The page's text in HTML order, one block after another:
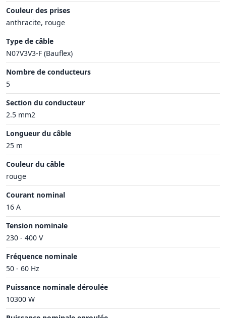
Couleur des prises
anthracite, rouge
Type de câble
N07V3V3-F (Bauflex)
Nombre de conducteurs
5
Section du conducteur
2.5 mm2
Longueur du câble
25 m
Couleur du câble
rouge
Courant nominal
16 A
Tension nominale
230 - 400 V
Fréquence nominale
50 - 60 Hz
Puissance nominale déroulée
10300 W